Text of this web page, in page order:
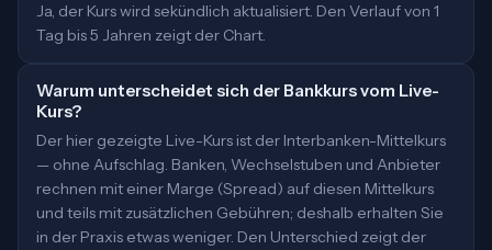
Ja, der Kurs wird sekündlich aktualisiert. Den Verlauf von 1
Tag bis 5 Jahren zeigt der Chart.
Warum unterscheidet sich der Bankkurs vom Live-
Kurs?
Der hier gezeigte Live-Kurs ist der Interbanken-Mittelkurs
— ohne Aufschlag. Banken, Wechselstuben und Anbieter
rechnen mit einer Marge (Spread) auf diesen Mittelkurs
und teils mit zusätzlichen Gebühren; deshalb erhalten Sie
in der Praxis etwas weniger. Den Unterschied zeigt der